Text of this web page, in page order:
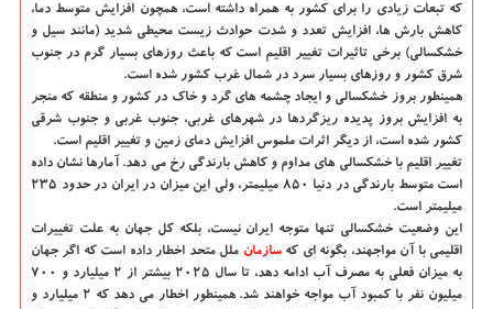
که تبعات زیادی را برای کشور به همراه داشته است، همچون افزایش متوسط دما،
کاهش بارش ها، افزایش تعدد و شدت حوادث زیست محیطی شدید (مانند سیل و
خشکسالی) برخی تاثیرات تغییر اقلیم است که باعث روزهای بسیار گرم در جنوب
شرق کشور و روزهای بسیار سرد در شمال غرب کشور شده است.
همینطور بروز خشکسالی و ایجاد چشمه های گرد و خاک در کشور و منطقه که منجر
به افزایش بروز پدیده ریزگردها در شهرهای غربی، جنوب غربی و جنوب شرقی
کشور شده است، از دیگر اثرات ملموس افزایش دمای زمین و تغییر اقلیم است.
تغییر اقلیم با خشکسالی های مداوم و کاهش بارندگی رخ می دهد. آمارها نشان داده
است متوسط بارندگی در دنیا ۸۵۰ میلیمتر، ولی این میزان در ایران در حدود ۲۳۵
میلیمتر است.
این وضعیت خشکسالی تنها متوجه ایران نیست، بلکه کل جهان به علت تغییرات
اقلیمی با آن مواجهند، بگونه ای کهسازمان ملل متحد اخطار داده است که اگر جهان
به میزان فعلی به مصرف آب ادامه دهد، تا سال ۲۰۲۵ بیشتر از ۲ میلیارد و ۷۰۰
میلیون نفر با کمبود آب مواجه خواهند شد. همینطور اخطار می دهد که ۲ میلیارد و